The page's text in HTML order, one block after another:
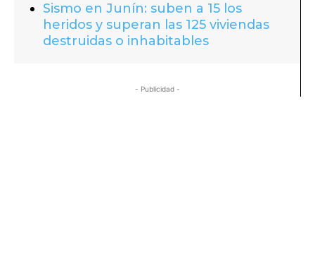
Sismo en Junín: suben a 15 los
heridos y superan las 125 viviendas
destruidas o inhabitables
- Publicidad -